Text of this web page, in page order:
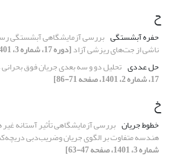
ح
حفره آبشستگی بررسی آزمایشگاهی آبشستگی
ناشی از جت‌های ریزشی آزاد[دوره 17، شماره 3، 1401، صفحه 1-14]
حل عددی تحلیل دو و سه بعدی جریان‏ فوق
17، شماره 2، 1401، صفحه 71-86]
خ
خطوط جریان بررسی آزمایشگاهی تأثیر آستانه
هندسه متفاوت بر الگوی جریان وضریب‌دبی
شماره 3، 1401، صفحه 47-63]